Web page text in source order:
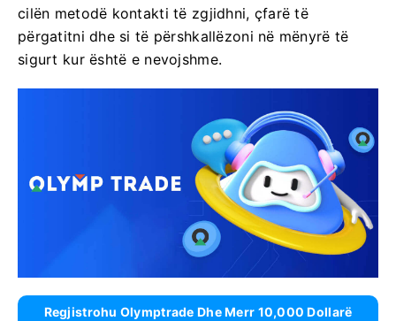
cilën metodë kontakti të zgjidhni, çfarë të
përgatitni dhe si të përshkallëzoni në mënyrë të
sigurt kur është e nevojshme.
Regjistrohu Olymptrade Dhe Merr 10,000 Dollarë